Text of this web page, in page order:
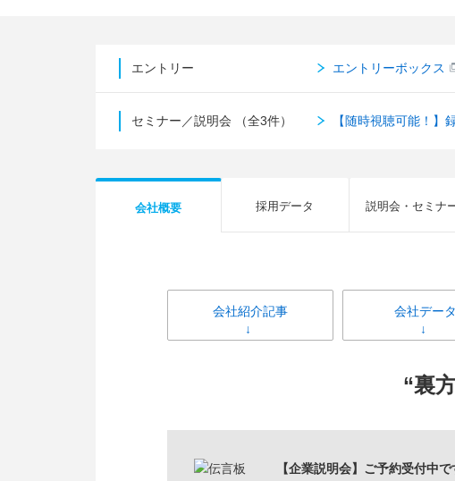
エントリー エントリーボックス
セミナー／説明会 （全3件） 【随時視聴可能！】
会社概要 採用データ 説明会・セミナ
会社紹介記事 会社データ
“裏
【企業説明会】ご予約受付中